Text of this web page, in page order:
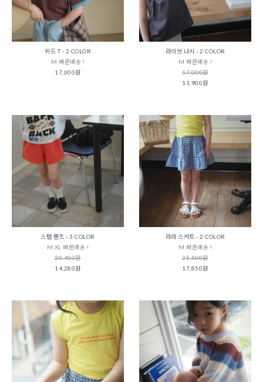
위드 T - 2 COLOR
M 빠른배송 !
17,000원
라이브 나시 - 2 COLOR
M 빠른배송 !
17,000원
11,900원
스탭 팬츠 - 3 COLOR
M,XL 빠른배송 !
20,400원
14,280원
라라 스커트 - 2 COLOR
M 빠른배송 !
25,500원
17,850원